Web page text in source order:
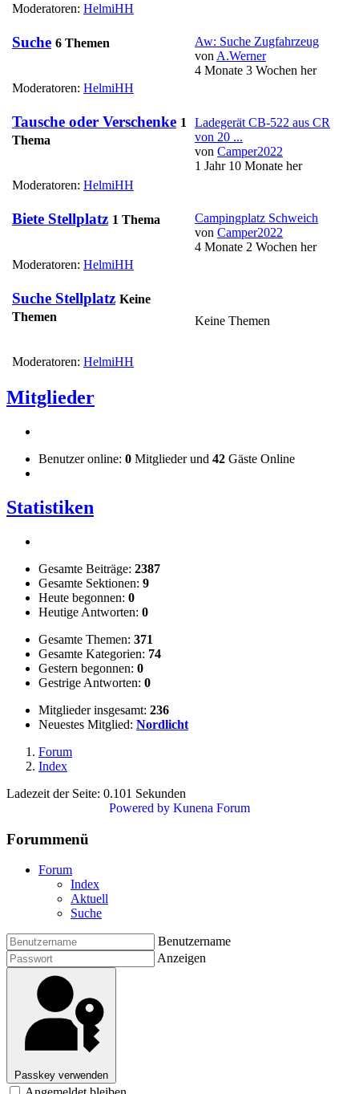
Moderatoren: HelmiHH
Suche 6 Themen
Moderatoren: HelmiHH
Aw: Suche Zugfahrzeug
von A.Werner
4 Monate 3 Wochen her
Tausche oder Verschenke 1
Thema
Moderatoren: HelmiHH
Ladegerät CB-522 aus CR
von 20 ...
von Camper2022
1 Jahr 10 Monate her
Biete Stellplatz 1 Thema
Moderatoren: HelmiHH
Campingplatz Schweich
von Camper2022
4 Monate 2 Wochen her
Suche Stellplatz Keine
Themen
Moderatoren: HelmiHH
Keine Themen
Mitglieder
Benutzer online: 0 Mitglieder und 42 Gäste Online
Statistiken
Gesamte Beiträge: 2387
Gesamte Sektionen: 9
Heute begonnen: 0
Heutige Antworten: 0
Gesamte Themen: 371
Gesamte Kategorien: 74
Gestern begonnen: 0
Gestrige Antworten: 0
Mitglieder insgesamt: 236
Neuestes Mitglied: Nordlicht
Forum
Index
Ladezeit der Seite: 0.101 Sekunden
Powered by Kunena Forum
Forummenü
Forum
Index
Aktuell
Suche
Benutzername
Anzeigen
Passkey verwenden